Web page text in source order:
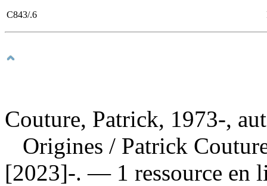
C843/.6
Couture, Patrick, 1973-,
Origines / Patrick
[2023]-. — 1 ressource en